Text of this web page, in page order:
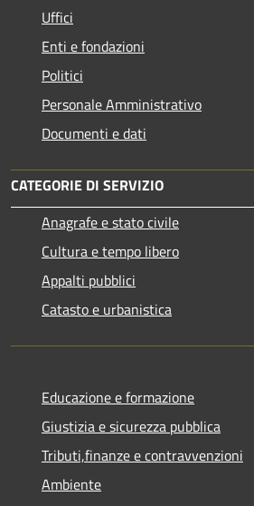
Uffici
Enti e fondazioni
Politici
Personale Amministrativo
Documenti e dati
CATEGORIE DI SERVIZIO
Anagrafe e stato civile
Cultura e tempo libero
Appalti pubblici
Catasto e urbanistica
Educazione e formazione
Giustizia e sicurezza pubblica
Tributi,finanze e contravvenzioni
Ambiente